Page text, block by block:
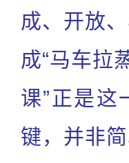
成、开放
成“马车拉
课”正是这
键，并非